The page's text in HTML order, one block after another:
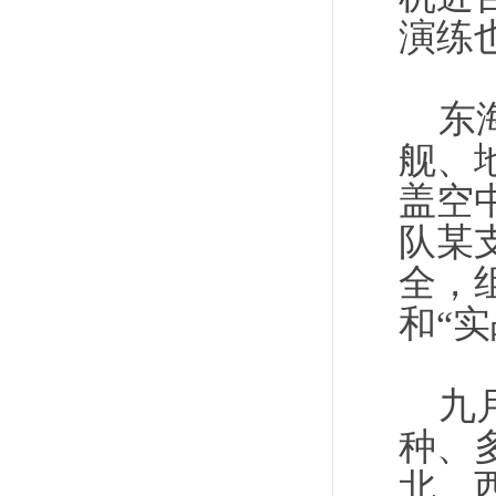
演练
东
舰、
盖空
队某
全，
和“
九
种、
北、